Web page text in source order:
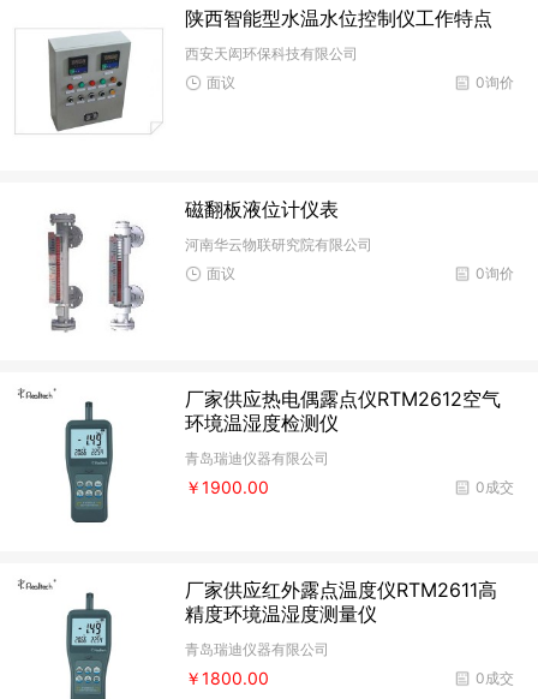
陕西智能型水温水位控制仪工作特点
西安天闳环保科技有限公司
0询价
面议
磁翻板液位计仪表
河南华云物联研究院有限公司
0询价
面议
厂家供应热电偶露点仪RTM2612空气
环境温湿度检测仪
青岛瑞迪仪器有限公司
0成交
￥1900.00
厂家供应红外露点温度仪RTM2611高
精度环境温湿度测量仪
青岛瑞迪仪器有限公司
0成交
￥1800.00